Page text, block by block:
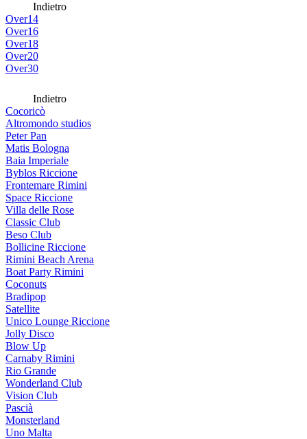
Indietro
Over14
Over16
Over18
Over20
Over30
Indietro
Cocoricò
Altromondo studios
Peter Pan
Matis Bologna
Baia Imperiale
Byblos Riccione
Frontemare Rimini
Space Riccione
Villa delle Rose
Classic Club
Beso Club
Bollicine Riccione
Rimini Beach Arena
Boat Party Rimini
Coconuts
Bradipop
Satellite
Unico Lounge Riccione
Jolly Disco
Blow Up
Carnaby Rimini
Rio Grande
Wonderland Club
Vision Club
Pascià
Monsterland
Uno Malta